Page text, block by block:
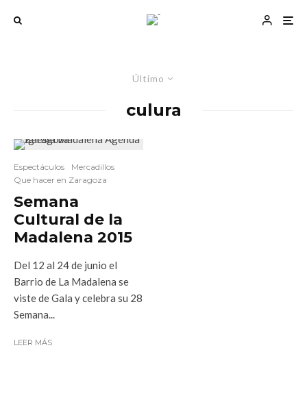
Último
culura
Espectáculos
Mercadillos
Que hacer en Zaragoza
Semana
Cultural de la
Madalena 2015
Del 12 al 24 de junio el
Barrio de La Madalena se
viste de Gala y celebra su 28
Semana...
LEER MÁS